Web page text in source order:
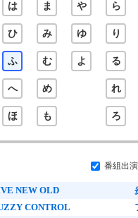
は ま や ら
ひ み ゆ り
ふ む よ る
へ め れ
ほ も ろ
番組出
NEW OLD
CONTROL